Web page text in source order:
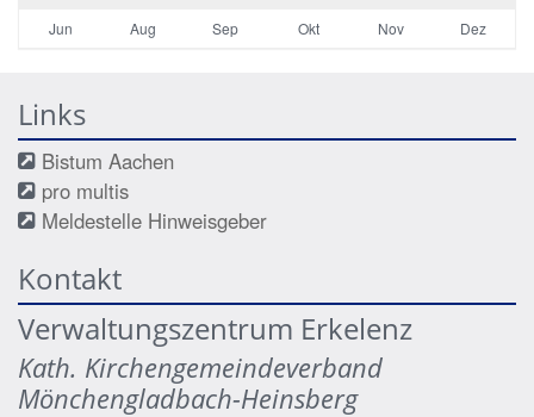
Jun Aug Sep Okt Nov Dez
Links
Bistum Aachen
pro multis
Meldestelle Hinweisgeber
Kontakt
Verwaltungszentrum Erkelenz
Kath. Kirchengemeindeverband
Mönchengladbach-Heinsberg